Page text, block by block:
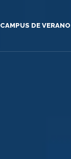
CAMPUS DE VERANO